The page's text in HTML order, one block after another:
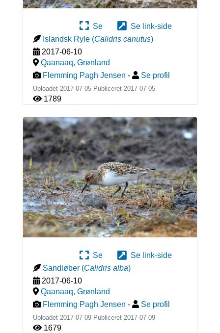
Se
Se link-side
Islandsk Ryle (Calidris canutus)
2017-06-10
Qaanaaq, Grønland
Flemming Pagh Jensen - Se profil
Uploadet 2017-07-05 Publiceret 2017-07-05
1789
Se
Se link-side
Sandløber (Calidris alba)
2017-06-10
Qaanaaq, Grønland
Flemming Pagh Jensen - Se profil
Uploadet 2017-07-09 Publiceret 2017-07-09
1679